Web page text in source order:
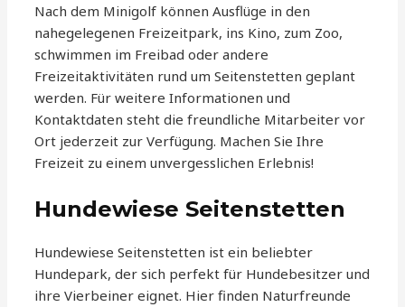
Nach dem Minigolf können Ausflüge in den
nahegelegenen Freizeitpark, ins Kino, zum Zoo,
schwimmen im Freibad oder andere
Freizeitaktivitäten rund um Seitenstetten geplant
werden. Für weitere Informationen und
Kontaktdaten steht die freundliche Mitarbeiter vor
Ort jederzeit zur Verfügung. Machen Sie Ihre
Freizeit zu einem unvergesslichen Erlebnis!
Hundewiese Seitenstetten
Hundewiese Seitenstetten ist ein beliebter
Hundepark, der sich perfekt für Hundebesitzer und
ihre Vierbeiner eignet. Hier finden Naturfreunde